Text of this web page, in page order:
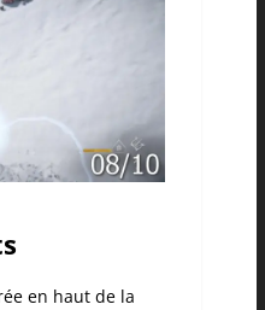
en haut de la